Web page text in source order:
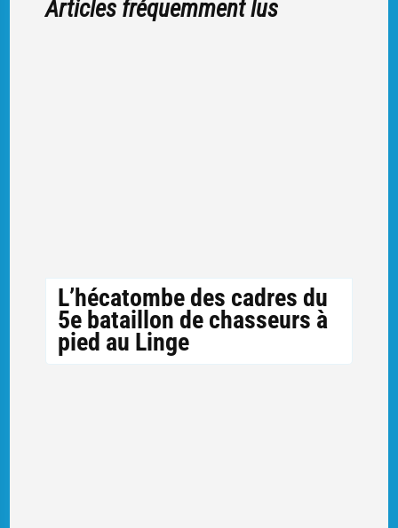
Articles fréquemment lus
L’hécatombe des cadres du
5e bataillon de chasseurs à
pied au Linge